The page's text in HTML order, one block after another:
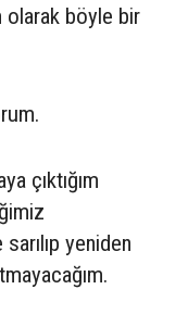
olarak böyle bir
çıktığım
yeniden